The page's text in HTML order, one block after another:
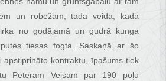
un robežām, tādā veidā, kādā
no godājamā un gudrā kunga
tiesas fogta. Saskaņā ar šo
apstiprināto kontraktu, īpašums tiek
Peteram Veisam par 190 poļu